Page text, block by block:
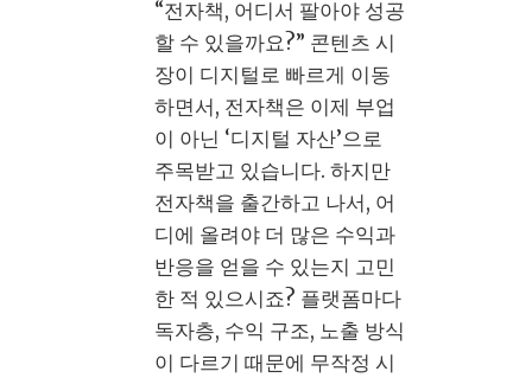
작
하
는
방
법
“전자책, 어디서 팔아야 성공
할 수 있을까요?” 콘텐츠 시
장이 디지털로 빠르게 이동
하면서, 전자책은 이제 부업
이 아닌 ‘디지털 자산’으로
주목받고 있습니다. 하지만
전자책을 출간하고 나서, 어
디에 올려야 더 많은 수익과
반응을 얻을 수 있는지 고민
한 적 있으시죠? 플랫폼마다
독자층, 수익 구조, 노출 방식
이 다르기 때문에 무작정 시